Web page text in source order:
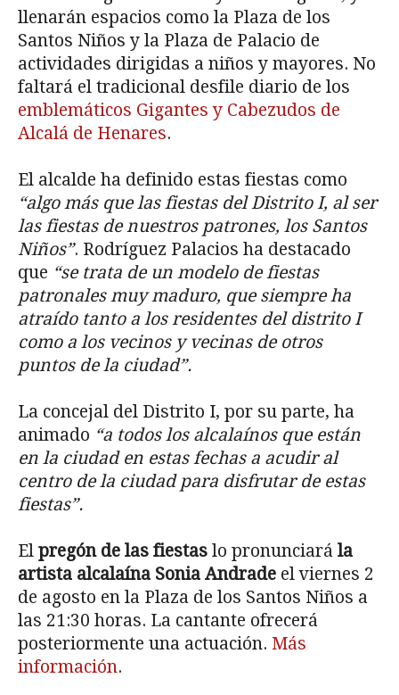
llenarán espacios como la Plaza de los
Santos Niños y la Plaza de Palacio de
actividades dirigidas a niños y mayores. No
faltará el tradicional desfile diario de los
emblemáticos Gigantes y Cabezudos de
Alcalá de Henares.
El alcalde ha definido estas fiestas como
“algo más que las fiestas del Distrito I, al ser
las fiestas de nuestros patrones, los Santos
Niños”. Rodríguez Palacios ha destacado
que “se trata de un modelo de fiestas
patronales muy maduro, que siempre ha
atraído tanto a los residentes del distrito I
como a los vecinos y vecinas de otros
puntos de la ciudad”.
La concejal del Distrito I, por su parte, ha
animado “a todos los alcalaínos que están
en la ciudad en estas fechas a acudir al
centro de la ciudad para disfrutar de estas
fiestas”.
El pregón de las fiestas lo pronunciará la
artista alcalaína Sonia Andrade el viernes 2
de agosto en la Plaza de los Santos Niños a
las 21:30 horas. La cantante ofrecerá
posteriormente una actuación. Más
información.